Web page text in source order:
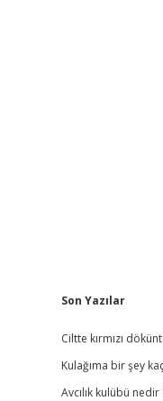
Son Yazılar
Ciltte kırmızı
Kulağıma bir şey
Avcılık kulübü nedir
hiltonbet